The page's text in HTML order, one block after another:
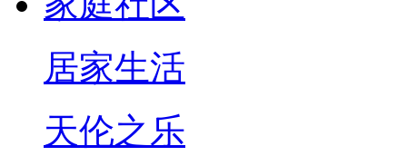
居家生活
天伦之乐